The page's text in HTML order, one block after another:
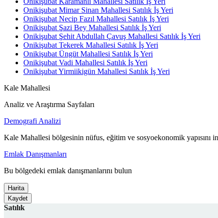
Onikişubat Mimar Sinan Mahallesi Satılık İş Yeri
Onikişubat Necip Fazıl Mahallesi Satılık İş Yeri
Onikişubat Şazi Bey Mahallesi Satılık İş Yeri
Onikişubat Şehit Abdullah Çavuş Mahallesi Satılık İş Yeri
Onikişubat Tekerek Mahallesi Satılık İş Yeri
Onikişubat Üngüt Mahallesi Satılık İş Yeri
Onikişubat Vadi Mahallesi Satılık İş Yeri
Onikişubat Yirmiikigün Mahallesi Satılık İş Yeri
Kale Mahallesi
Analiz ve Araştırma Sayfaları
Demografi Analizi
Kale Mahallesi bölgesinin nüfus, eğitim ve sosyoekonomik yapısını
Emlak Danışmanları
Bu bölgedeki emlak danışmanlarını bulun
Harita
Kaydet
Satılık